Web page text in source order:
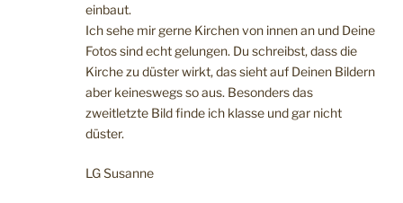
einbaut.
Ich sehe mir gerne Kirchen von innen an und Deine
Fotos sind echt gelungen. Du schreibst, dass die
Kirche zu düster wirkt, das sieht auf Deinen Bildern
aber keineswegs so aus. Besonders das
zweitletzte Bild finde ich klasse und gar nicht
düster.
LG Susanne